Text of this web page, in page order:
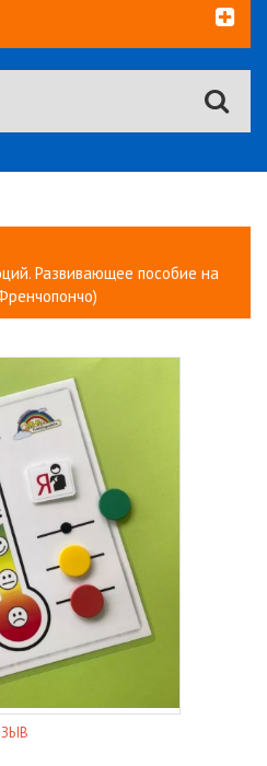
Развивающее пособие на